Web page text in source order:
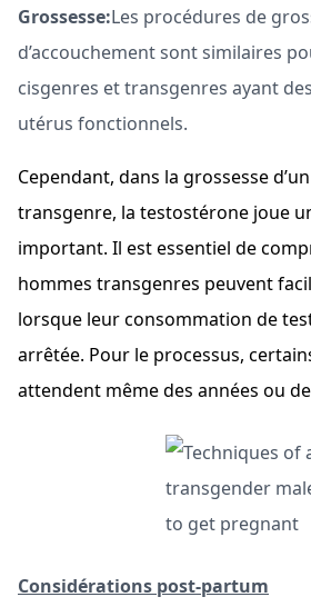
Grossesse:Les procédures de
d’accouchement sont similaires
cisgenres et transgenres ayant
utérus fonctionnels.
Cependant, dans la grossesse
transgenre, la testostérone joue
important. Il est essentiel de
hommes transgenres peuvent
lorsque leur consommation de
arrêtée. Pour le processus,
attendent même des années ou
Considérations post-partum